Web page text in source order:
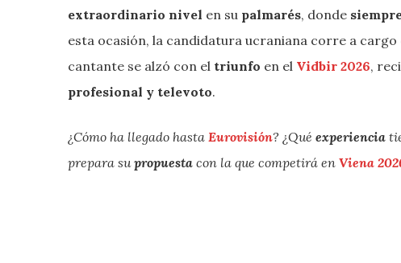
extraordinario nivel en su palmarés, donde
esta ocasión, la candidatura ucraniana corre a cargo
cantante se alzó con el triunfo en el Vidbir 2026,
profesional y televoto.
¿Cómo ha llegado hasta Eurovisión? ¿Qué experiencia
prepara supropuesta con la que competirá en Viena